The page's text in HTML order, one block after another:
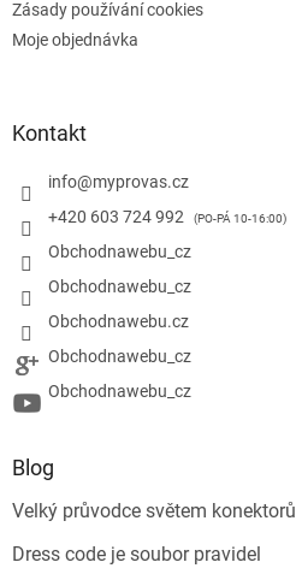
Zásady používání cookies
Moje objednávka
Kontakt
info@myprovas.cz
+420 603 724 992
Obchodnawebu_cz
Obchodnawebu_cz
Obchodnawebu.cz
Obchodnawebu_cz
Obchodnawebu_cz
Blog
Velký průvodce světem konektorů
Dress code je soubor pravidel